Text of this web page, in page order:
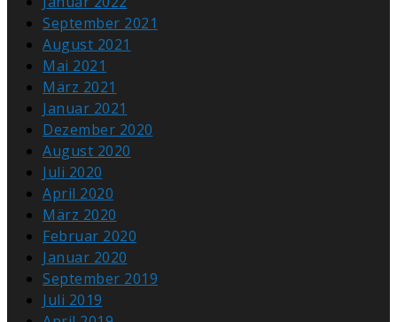
September 2021
August 2021
Mai 2021
März 2021
Januar 2021
Dezember 2020
August 2020
Juli 2020
April 2020
März 2020
Februar 2020
Januar 2020
September 2019
Juli 2019